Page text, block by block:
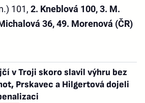
101, 2. Kneblová 100, 3. M.
36, 49. Morenová (ČR)
v Troji skoro slavil výhru bez
Prskavec a Hilgertová dojeli